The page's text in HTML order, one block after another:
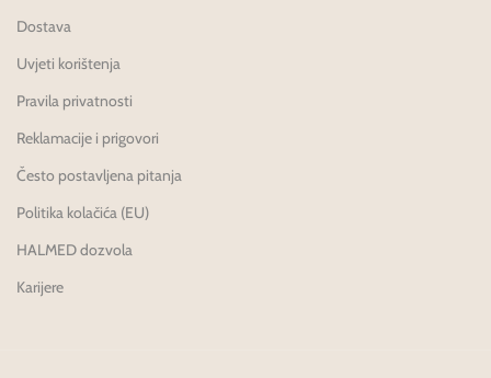
Dostava
Uvjeti korištenja
Pravila privatnosti
Reklamacije i prigovori
Često postavljena pitanja
Politika kolačića (EU)
HALMED dozvola
Karijere